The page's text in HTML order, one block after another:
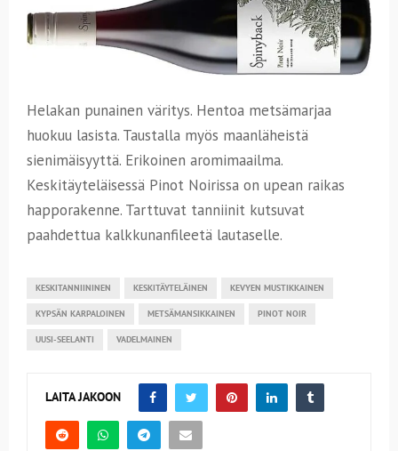
Helakan punainen väritys. Hentoa metsämarjaa
huokuu lasista. Taustalla myös maanläheistä
sienimäisyyttä. Erikoinen aromimaailma.
Keskitäyteläisessä Pinot Noirissa on upean raikas
happorakenne. Tarttuvat tanniinit kutsuvat
paahdettua kalkkunanfileetä lautaselle.
KESKITANNIININEN KESKITÄYTELÄINEN KEVYEN MUSTIKKAINEN
KYPSÄN KARPALOINEN METSÄMANSIKKAINEN PINOT NOIR
UUSI-SEELANTI VADELMAINEN
LAITA JAKOON